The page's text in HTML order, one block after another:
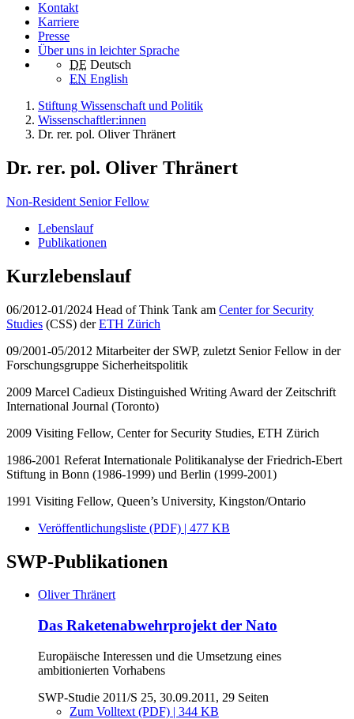
Kontakt
Karriere
Presse
Über uns in leichter Sprache
DE Deutsch
EN English
Stiftung Wissenschaft und Politik
Wissenschaftler:innen
Dr. rer. pol. Oliver Thränert
Dr. rer. pol. Oliver Thränert
Non-Resident Senior Fellow
Lebenslauf
Publikationen
Kurzlebenslauf
06/2012-01/2024 Head of Think Tank am Center for Security
Studies (CSS) derETH Zürich
09/2001-05/2012 Mitarbeiter der SWP, zuletzt Senior Fellow in der
Forschungsgruppe Sicherheitspolitik
2009 Marcel Cadieux Distinguished Writing Award der Zeitschrift
International Journal (Toronto)
2009 Visiting Fellow, Center for Security Studies, ETH Zürich
1986-2001 Referat Internationale Politikanalyse der Friedrich-Ebert
Stiftung in Bonn (1986-1999) und Berlin (1999-2001)
1991 Visiting Fellow, Queen’s University, Kingston/Ontario
Veröffentlichungsliste (PDF) | 477 KB
SWP-Publikationen
Oliver Thränert
Das Raketenabwehrprojekt der Nato
Europäische Interessen und die Umsetzung eines
ambitionierten Vorhabens
SWP-Studie 2011/S 25, 30.09.2011, 29 Seiten
Zum Volltext (PDF) | 344 KB